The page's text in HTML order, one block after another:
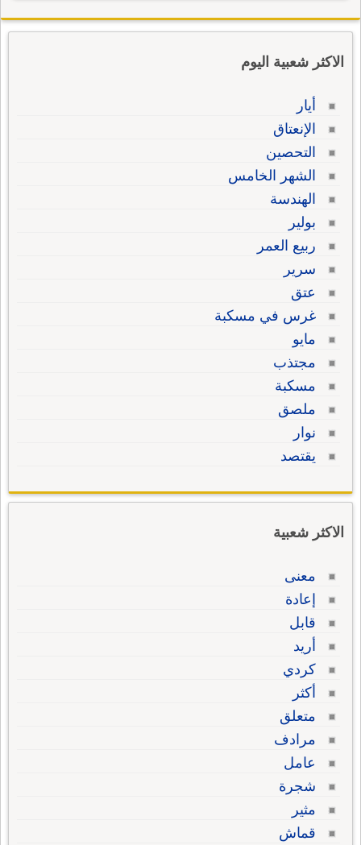
الاكثر شعبية اليوم
أيار
الإنعتاق
التحصين
الشهر الخامس
الهندسة
بولير
ربيع العمر
سرير
عتق
غرس في مسكبة
مايو
مجتذب
مسكبة
ملصق
نوار
يقتصد
الاكثر شعبية
معنى
إعادة
قابل
أريد
كردي
أكثر
متعلق
مرادف
عامل
شجرة
مثير
قماش